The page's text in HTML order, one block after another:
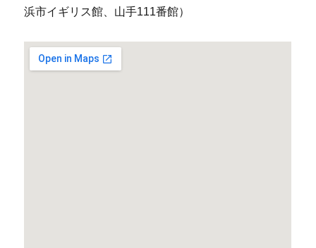
浜市イギリス館、山手111番館）